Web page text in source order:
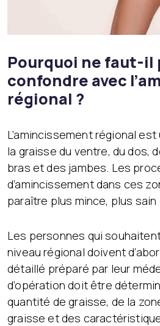
Pourquoi ne faut-il
confondre avec
régional ?
L’amincissement régional
la graisse du ventre, du dos,
bras et des jambes. Les
d’amincissement dans ces
paraître plus mince, plus sain
Les personnes qui
niveau régional doivent
détaillé préparé par leur
d’opération doit être
quantité de graisse, de la
graisse et des